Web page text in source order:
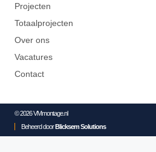
Projecten
Totaalprojecten
Over ons
Vacatures
Contact
© 2026 VMmontage.nl
Beheerd doorBlicksem Solutions